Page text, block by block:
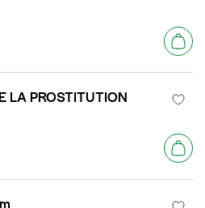
LA PROSTITUTION